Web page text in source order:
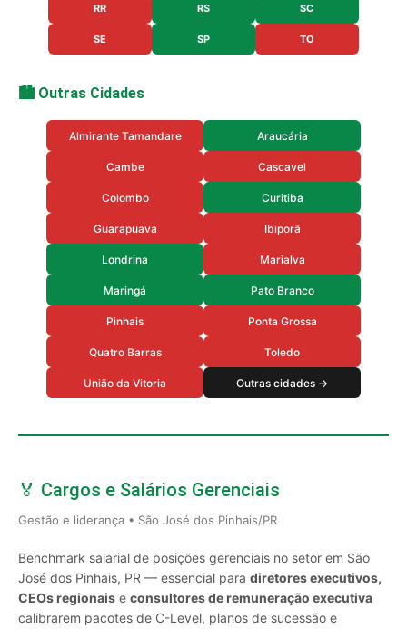
RR RS SC
SE SP TO
🏙️ Outras Cidades
Almirante Tamandare Araucária
Cambe Cascavel
Colombo Curitiba
Guarapuava Ibiporã
Londrina Marialva
Maringá Pato Branco
Pinhais Ponta Grossa
Quatro Barras Toledo
União da Vitoria Outras cidades →
🏅 Cargos e Salários Gerenciais
Gestão e liderança • São José dos Pinhais/PR
Benchmark salarial de posições gerenciais no setor em São
José dos Pinhais, PR — essencial para diretores executivos,
CEOs regionais e consultores de remuneração executiva
calibrarem pacotes de C-Level, planos de sucessão e